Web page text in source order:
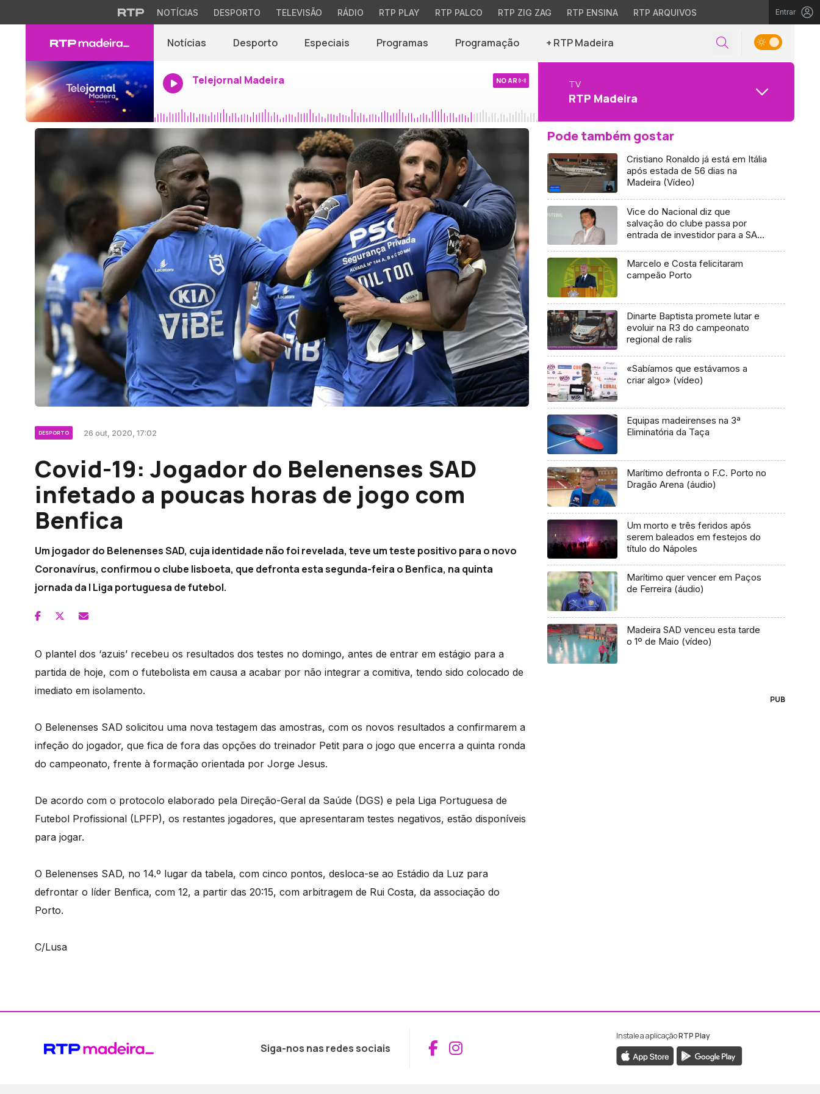
NOTÍCIAS DESPORTO TELEVISÃO RÁDIO RTP PLAY RTP PALCO RTP ZIG ZAG RTP ENSINA RTP ARQUIVOS Entrar
Notícias Desporto Especiais Programas Programação + RTP Madeira
Telejornal Madeira NO AR TV
RTP Madeira
DESPORTO 26 out, 2020, 17:02
Covid-19: Jogador do Belenenses SAD
infetado a poucas horas de jogo com
Benfica
Um jogador do Belenenses SAD, cuja identidade não foi revelada, teve um teste positivo para o novo
Coronavírus, confirmou o clube lisboeta, que defronta esta segunda-feira o Benfica, na quinta
jornada da l Liga portuguesa de futebol.
O plantel dos ‘azuis’ recebeu os resultados dos testes no domingo, antes de entrar em estágio para a
partida de hoje, com o futebolista em causa a acabar por não integrar a comitiva, tendo sido colocado de
imediato em isolamento.
O Belenenses SAD solicitou uma nova testagem das amostras, com os novos resultados a confirmarem a
infeção do jogador, que fica de fora das opções do treinador Petit para o jogo que encerra a quinta ronda
do campeonato, frente à formação orientada por Jorge Jesus.
De acordo com o protocolo elaborado pela Direção-Geral da Saúde (DGS) e pela Liga Portuguesa de
Futebol Profissional (LPFP), os restantes jogadores, que apresentaram testes negativos, estão disponíveis
para jogar.
O Belenenses SAD, no 14.º lugar da tabela, com cinco pontos, desloca-se ao Estádio da Luz para
defrontar o líder Benfica, com 12, a partir das 20:15, com arbitragem de Rui Costa, da associação do
Porto.
C/Lusa
Pode também gostar
Cristiano Ronaldo já está em Itália
após estada de 56 dias na
Madeira (Vídeo)
Vice do Nacional diz que
salvação do clube passa por
entrada de investidor para a SAD
Marcelo e Costa felicitaram
campeão Porto
Dinarte Baptista promete lutar e
evoluir na R3 do campeonato
regional de ralis
«Sabíamos que estávamos a
criar algo» (vídeo)
Equipas madeirenses na 3ª
Eliminatória da Taça
Marítimo defronta o F.C. Porto no
Dragão Arena (áudio)
Um morto e três feridos após
serem baleados em festejos do
título do Nápoles
Marítimo quer vencer em Paços
de Ferreira (áudio)
Madeira SAD venceu esta tarde
o 1º de Maio (vídeo)
PUB
Siga-nos nas redes sociais Aceder ao Facebook da RTP Madeira
Aceder ao Instagram da RTP Madeira
Instale a aplicaçãoRTP Play